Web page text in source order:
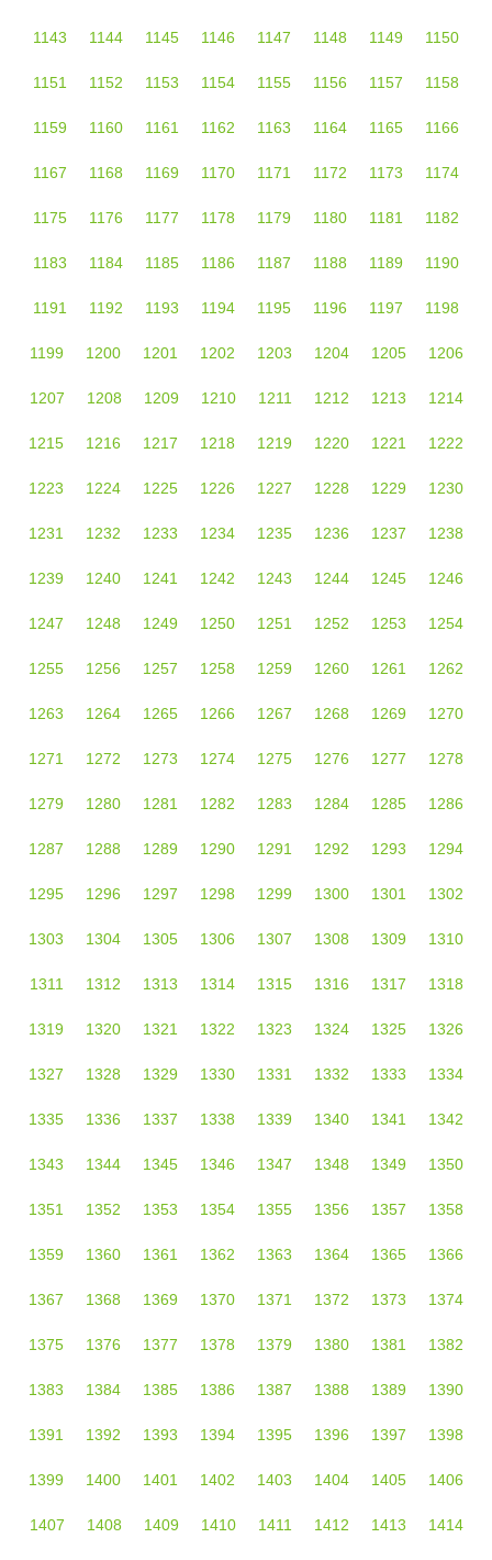
1143 1144 1145 1146 1147 1148 1149 1150
1151 1152 1153 1154 1155 1156 1157 1158
1159 1160 1161 1162 1163 1164 1165 1166
1167 1168 1169 1170 1171 1172 1173 1174
1175 1176 1177 1178 1179 1180 1181 1182
1183 1184 1185 1186 1187 1188 1189 1190
1191 1192 1193 1194 1195 1196 1197 1198
1199 1200 1201 1202 1203 1204 1205 1206
1207 1208 1209 1210 1211 1212 1213 1214
1215 1216 1217 1218 1219 1220 1221 1222
1223 1224 1225 1226 1227 1228 1229 1230
1231 1232 1233 1234 1235 1236 1237 1238
1239 1240 1241 1242 1243 1244 1245 1246
1247 1248 1249 1250 1251 1252 1253 1254
1255 1256 1257 1258 1259 1260 1261 1262
1263 1264 1265 1266 1267 1268 1269 1270
1271 1272 1273 1274 1275 1276 1277 1278
1279 1280 1281 1282 1283 1284 1285 1286
1287 1288 1289 1290 1291 1292 1293 1294
1295 1296 1297 1298 1299 1300 1301 1302
1303 1304 1305 1306 1307 1308 1309 1310
1311 1312 1313 1314 1315 1316 1317 1318
1319 1320 1321 1322 1323 1324 1325 1326
1327 1328 1329 1330 1331 1332 1333 1334
1335 1336 1337 1338 1339 1340 1341 1342
1343 1344 1345 1346 1347 1348 1349 1350
1351 1352 1353 1354 1355 1356 1357 1358
1359 1360 1361 1362 1363 1364 1365 1366
1367 1368 1369 1370 1371 1372 1373 1374
1375 1376 1377 1378 1379 1380 1381 1382
1383 1384 1385 1386 1387 1388 1389 1390
1391 1392 1393 1394 1395 1396 1397 1398
1399 1400 1401 1402 1403 1404 1405 1406
1407 1408 1409 1410 1411 1412 1413 1414